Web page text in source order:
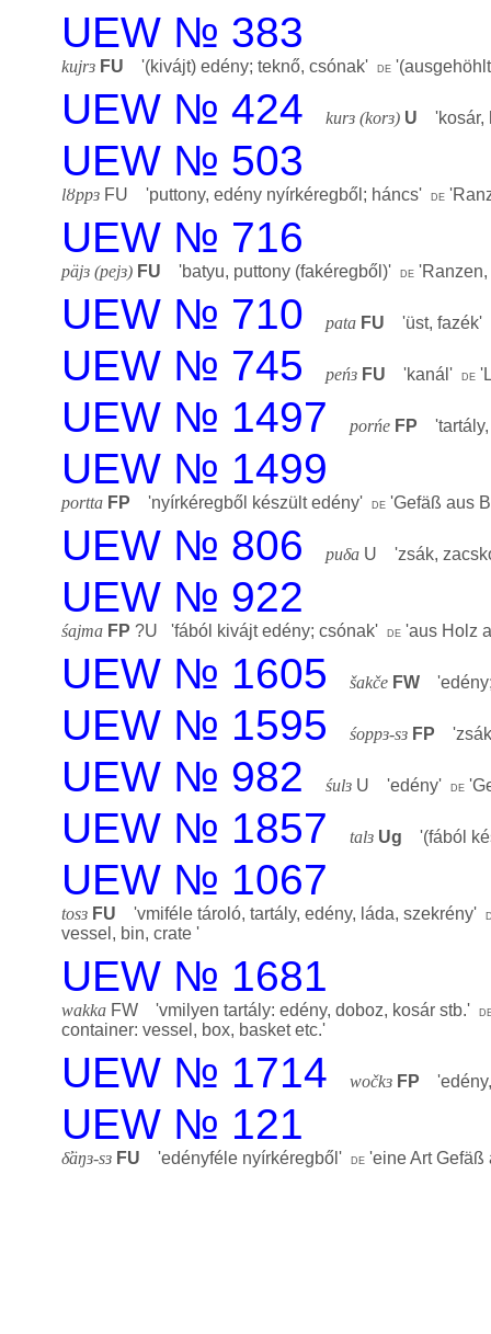
UEW № 383
kujrɜ FU '(kivájt) edény; teknő, csónak' de '
UEW № 424 kurɜ (korɜ) U 'kosár,
UEW № 503
lȣppɜ FU 'puttony, edény nyírkéregből; háncs' de '
UEW № 716
päjɜ (pejɜ) FU 'batyu, puttony (fakéregből)' de '
UEW № 710 pata FU 'üst, fazék'
UEW № 745 peńɜ FU 'kanál ' de '
UEW № 1497 porńe FP '
UEW № 1499
portta FP 'nyírkéregből készült edény' de 'Gefäß aus
UEW № 806 puδa U 'zsák,
UEW № 922
śajma FP ?U 'fából kivájt edény; csónak' de 'aus Holz
UEW № 1605 šakče FW '
UEW № 1595 śoppɜ-sɜ FP 'zsák
UEW № 982 śulɜ U 'edény' de '
UEW № 1857 talɜ Ug '(fából
UEW № 1067
tosɜ FU 'vmiféle tároló, tartály, edény, láda, szekrény'
vessel, bin, crate '
UEW № 1681
wakka FW 'vmilyen tartály: edény, doboz, kosár stb.'
container: vessel, box, basket etc.'
UEW № 1714 wočkɜ FP '
UEW № 121
δ̕äŋɜ-sɜ FU 'edényféle nyírkéregből ' de 'eine Art Gefäß